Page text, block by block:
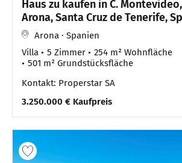
Haus zu kaufen in C.
Arona, Santa Cruz de Tenerife,
Spain)
Arona · Spanien
Villa
5 Zimmer
254 m² Wohnfläche
501 m² Grundstücksfläche
Kontakt: Properstar SA
3.250.000 € Kaufpreis